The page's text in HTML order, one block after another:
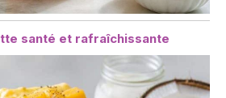
santé et rafraîchissante